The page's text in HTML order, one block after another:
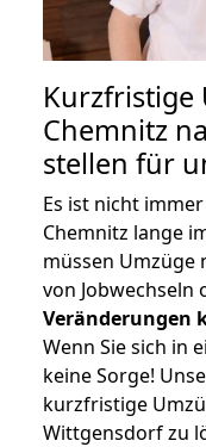
Kurzfristige
Chemnitz
stellen für
Es ist nicht
Chemnitz lange
müssen
von Jobwechseln
Veränderungen
Wenn Sie sich in
keine Sorge!
kurzfristige
Wittgensdorf zu